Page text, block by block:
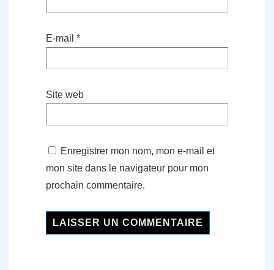
E-mail *
Site web
Enregistrer mon nom, mon e-mail et
mon site dans le navigateur pour mon
prochain commentaire.